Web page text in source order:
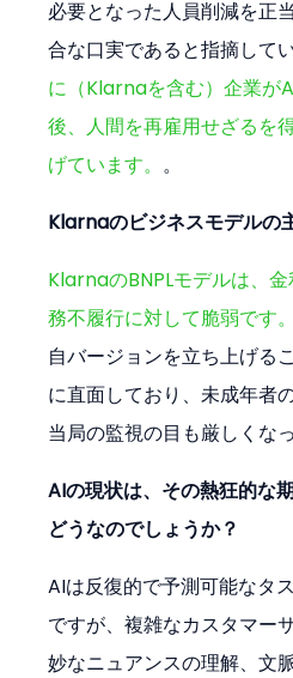
必要となった人員削減を正
合な口実であると指摘して
に（Klarnaを含む）企業が
後、人間を再雇用せざるを
げています。 。
Klarnaのビジネスモデルの
KlarnaのBNPLモデルは、
務不履行に対して脆弱です
自バージョンを立ち上げる
に直面しており、未成年者
当局の監視の目も厳しくな
AIの現状は、その熱狂的な
どうなのでしょうか？
AIは反復的で予測可能なタ
ですが、複雑なカスタマー
妙なニュアンスの理解、文